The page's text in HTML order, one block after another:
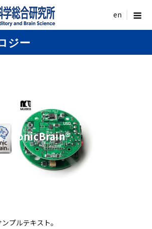
menu
ジー
SonicBrain®
プルテキスト。